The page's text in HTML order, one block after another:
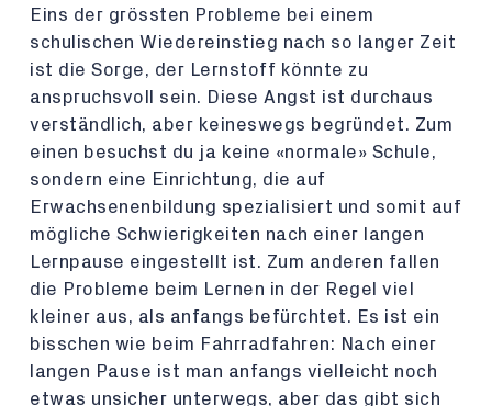
Eins der grössten Probleme bei einem
schulischen Wiedereinstieg nach so langer Zeit
ist die Sorge, der Lernstoff könnte zu
anspruchsvoll sein. Diese Angst ist durchaus
verständlich, aber keineswegs begründet. Zum
einen besuchst du ja keine «normale» Schule,
sondern eine Einrichtung, die auf
Erwachsenenbildung spezialisiert und somit auf
mögliche Schwierigkeiten nach einer langen
Lernpause eingestellt ist. Zum anderen fallen
die Probleme beim Lernen in der Regel viel
kleiner aus, als anfangs befürchtet. Es ist ein
bisschen wie beim Fahrradfahren: Nach einer
langen Pause ist man anfangs vielleicht noch
etwas unsicher unterwegs, aber das gibt sich